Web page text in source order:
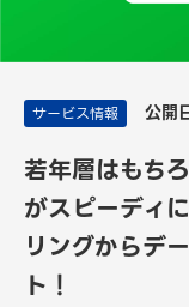
サービス情報 公開
若年層はもち
がスピーディ
リングからデ
ト！